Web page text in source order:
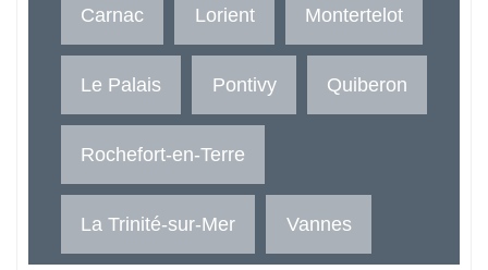
Carnac Lorient Montertelot
Le Palais Pontivy Quiberon
Rochefort-en-Terre
La Trinité-sur-Mer Vannes